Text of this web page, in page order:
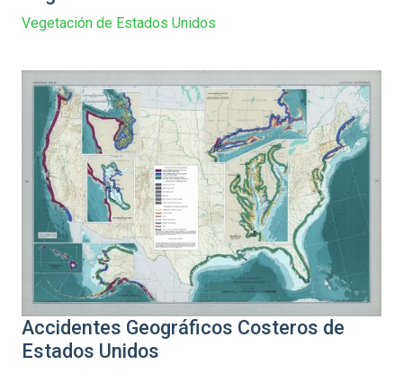
Vegetación de Estados Unidos
Accidentes Geográficos Costeros de
Estados Unidos